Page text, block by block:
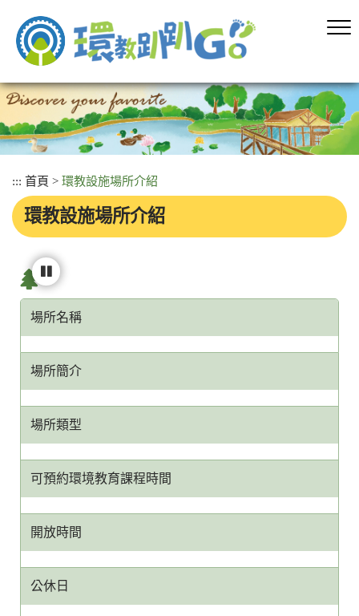
容
塊
::: 首頁 > 環教設施場所介紹
環教設施場所介紹
場所名稱
場所簡介
場所類型
可預約環境教育課程時間
開放時間
公休日